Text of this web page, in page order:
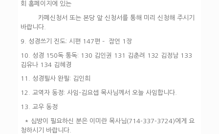
회 홈페이지에 있는
카페신청서 또는 본당 앞 신청서를 통해 미리 신청해 주시기
바랍니다.
9. 성경쓰기 진도: 시편 147편 – 잠언 1장
10. 성경 150독 통독: 130 김인권 131 김춘려 132 김정남 133
김유나 134 김혜경
11. 성경필사 완필: 김인희
12. 교역자 동정: 사임–김요셉 목사님께서 오늘 사임합니다.
13. 교우 동정
* 심방이 필요하신 분은 이미란 목사님(714-337-3724)에게 요
청하시기 바랍니다.